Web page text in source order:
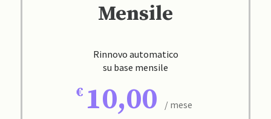
Mensile
Rinnovo automatico
su base mensile
10,00 / mese